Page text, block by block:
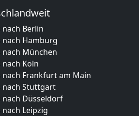
Berlin
nach Hamburg
nach München
Köln
nach Frankfurt am Main
nach Stuttgart
nach Düsseldorf
Leipzig